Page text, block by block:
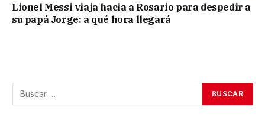
Lionel Messi viaja hacia a Rosario para despedir a
su papá Jorge: a qué hora llegará